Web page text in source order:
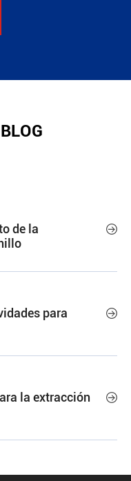
de la

para

la extracción
